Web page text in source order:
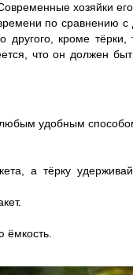
хозяйки
по сравнению
другого, кроме
что он должен
удобным
а тёрку